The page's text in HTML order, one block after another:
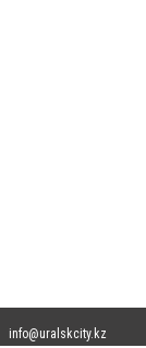
info@uralskcity.kz